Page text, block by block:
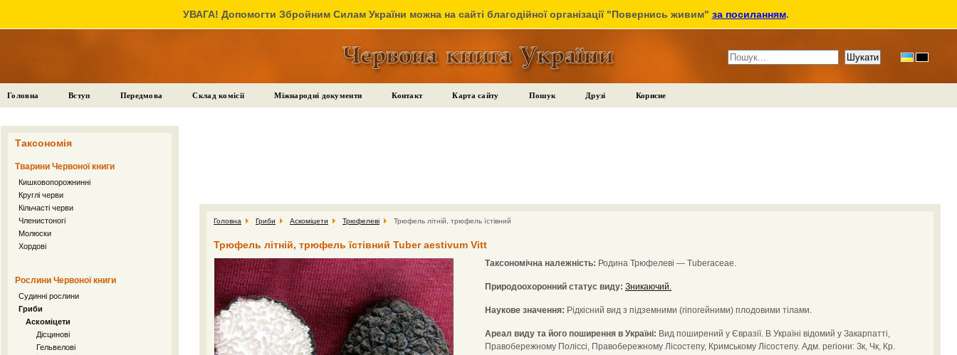
УВАГА! Допомогти Збройним Силам України можна на сайті благодійної організації "Повернись живим" за посиланням.
Головна Вступ Передмова Склад комісії Міжнародні документи Контакт Карта сайту Пошук Друзі Корисне
Таксономія
Тварини Червоної книги
Кишковопорожнинні
Круглі черви
Кільчасті черви
Членистоногі
Молюски
Хордові
Рослини Червоної книги
Судинні рослини
Гриби
Аскоміцети
Дісцинові
Гельвелові
Головна Гриби Аскоміцети Трюфелеві Трюфель літній, трюфель їстівний
Трюфель літній, трюфель їстівний Tuber aestivum Vitt
Таксономічна належність: Родина Трюфелеві — Tuberaceae.
Природоохоронний статус виду: Зникаючий.
Наукове значення: Рідкісний вид з підземними (гіпогейними) плодовими тілами.
Ареал виду та його поширення в Україні: Вид поширений у Євразії. В Україні відомий у Закарпатті,
Правобережному Поліссі, Правобережному Лісостепу, Кримському Лісостепу. Адм. регіони: Зк, Чк, Кр.